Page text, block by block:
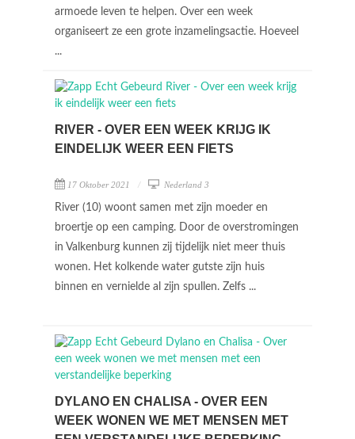
armoede leven te helpen. Over een week
organiseert ze een grote inzamelingsactie. Hoeveel
...
RIVER - OVER EEN WEEK KRIJG IK
EINDELIJK WEER EEN FIETS
17 Oktober 2021 Nederland 3
River (10) woont samen met zijn moeder en
broertje op een camping. Door de overstromingen
in Valkenburg kunnen zij tijdelijk niet meer thuis
wonen. Het kolkende water gutste zijn huis
binnen en vernielde al zijn spullen. Zelfs ...
DYLANO EN CHALISA - OVER EEN
WEEK WONEN WE MET MENSEN MET